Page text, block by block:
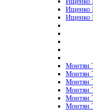
Ищенко
Ищенко
Монтян
Монтян
Монтян
Монтян
Монтян
Монтян